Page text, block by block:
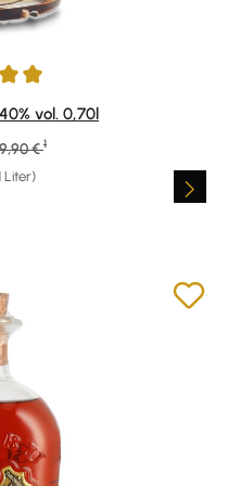
4.88 von 5 Sternen
vol. 0,70l
Liter)
Preis:
€ 1